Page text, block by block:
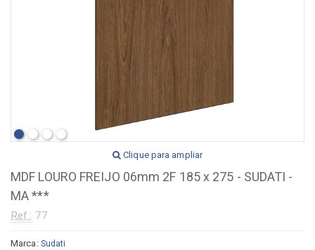
Clique para ampliar
MDF LOURO FREIJO 06mm 2F 185 x 275 - SUDATI -
MA ***
Ref.: 77
Marca: Sudati